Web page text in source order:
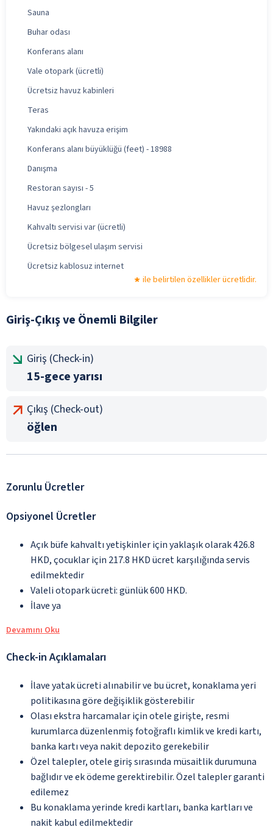
Sauna
Buhar odası
Konferans alanı
Vale otopark (ücretli)
Ücretsiz havuz kabinleri
Teras
Yakındaki açık havuza erişim
Konferans alanı büyüklüğü (feet) - 18988
Danışma
Restoran sayısı - 5
Havuz şezlongları
Kahvaltı servisi var (ücretli)
Ücretsiz bölgesel ulaşım servisi
Ücretsiz kablosuz internet
ile belirtilen özellikler ücretlidir.
Giriş-Çıkış ve Önemli Bilgiler
Giriş (Check-in)
15-gece yarısı
Çıkış (Check-out)
öğlen
Zorunlu Ücretler
Opsiyonel Ücretler
Açık büfe kahvaltı yetişkinler için yaklaşık olarak 426.8
HKD, çocuklar için 217.8 HKD ücret karşılığında servis
edilmektedir
Valeli otopark ücreti: günlük 600 HKD.
İlave ya
Devamını Oku
Check-in Açıklamaları
İlave yatak ücreti alınabilir ve bu ücret, konaklama yeri
politikasına göre değişiklik gösterebilir
Olası ekstra harcamalar için otele girişte, resmi
kurumlarca düzenlenmiş fotoğraflı kimlik ve kredi kartı,
banka kartı veya nakit depozito gerekebilir
Özel talepler, otele giriş sırasında müsaitlik durumuna
bağlıdır ve ek ödeme gerektirebilir. Özel talepler garanti
edilemez
Bu konaklama yerinde kredi kartları, banka kartları ve
nakit kabul edilmektedir